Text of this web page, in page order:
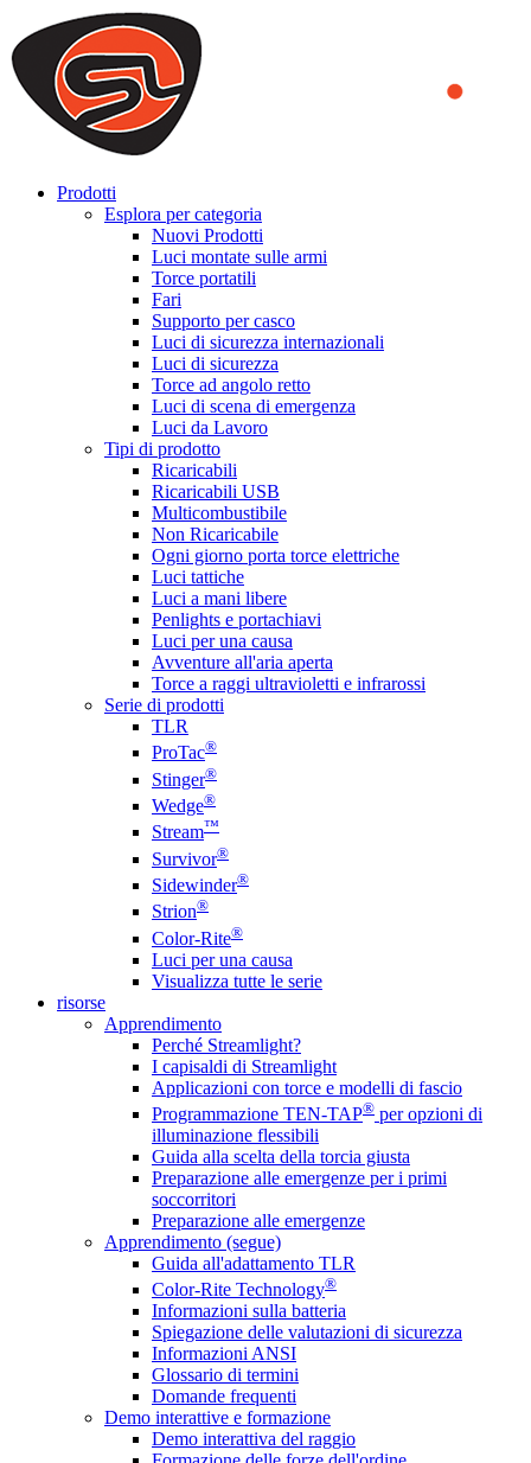
We use cookies to ensure that we provide you the best experience
on our website. By continuing to browse this website, you accept
that cookies are used to help us analyze how the website is used and
to offer you a better experience. To learn more or to find out how
you can disable cookies, you can access our
Prodotti
Esplora per categoria
Nuovi Prodotti
Luci montate sulle armi
Torce portatili
Fari
Supporto per casco
Luci di sicurezza internazionali
Luci di sicurezza
Torce ad angolo retto
Luci di scena di emergenza
Luci da Lavoro
Tipi di prodotto
Ricaricabili
Ricaricabili USB
Multicombustibile
Non Ricaricabile
Ogni giorno porta torce elettriche
Luci tattiche
Luci a mani libere
Penlights e portachiavi
Luci per una causa
Avventure all'aria aperta
Torce a raggi ultravioletti e infrarossi
Serie di prodotti
TLR
ProTac®
Stinger®
Wedge®
Stream™
Survivor®
Sidewinder®
Strion®
Color-Rite®
Luci per una causa
Visualizza tutte le serie
risorse
Apprendimento
Perché Streamlight?
I capisaldi di Streamlight
Applicazioni con torce e modelli di fascio
Programmazione TEN-TAP® per opzioni di
illuminazione flessibili
Guida alla scelta della torcia giusta
Preparazione alle emergenze per i primi
soccorritori
Preparazione alle emergenze
Apprendimento (segue)
Guida all'adattamento TLR
Color-Rite Technology®
Informazioni sulla batteria
Spiegazione delle valutazioni di sicurezza
Informazioni ANSI
Glossario di termini
Domande frequenti
Demo interattive e formazione
Demo interattiva del raggio